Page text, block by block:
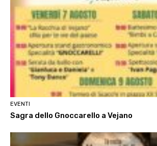
EVENTI
Sagra dello Gnoccarello a Vejano